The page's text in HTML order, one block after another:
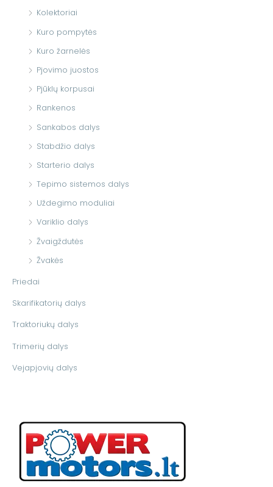
Kolektoriai
Kuro pompytės
Kuro žarnelės
Pjovimo juostos
Pjūklų korpusai
Rankenos
Sankabos dalys
Stabdžio dalys
Starterio dalys
Tepimo sistemos dalys
Uždegimo moduliai
Variklio dalys
Žvaigždutės
Žvakės
Priedai
Skarifikatorių dalys
Traktoriukų dalys
Trimerių dalys
Vejapjovių dalys